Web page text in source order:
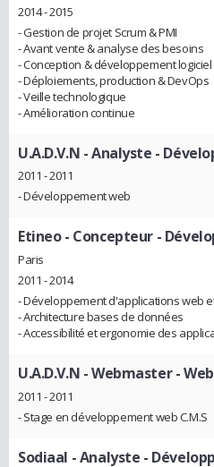
2014 - 2015
- Gestion de projet Scrum & PMI
- Avant vente & analyse des besoins
- Conception & développement logiciel
- Déploiements, production & DevOps
- Veille technologique
- Amélioration continue
U.A.D.V.N - Analyste -
2011 - 2011
- Développement web
Etineo- Concepteur -
Paris
2011 - 2014
- Développement d'applications web
- Architecture bases de données
- Accessibilité et ergonomie des
U.A.D.V.N - Webmaster -
2011 - 2011
- Stage en développement web C.M.S
Sodiaal - Analyste -